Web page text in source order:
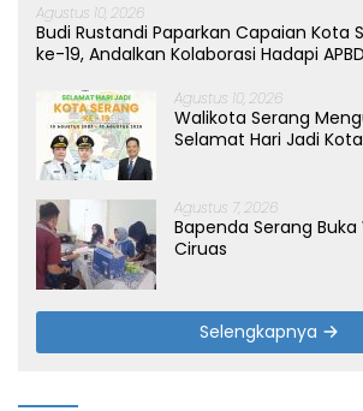
Agustus 10, 2026
Budi Rustandi Paparkan Capaian Kota
ke-19, Andalkan Kolaborasi Hadapi
Agustus 10, 2026
Walikota Serang
Selamat Hari Jadi
Agustus 7, 2026
Bapenda Serang Buka
Ciruas
Selengkapnya